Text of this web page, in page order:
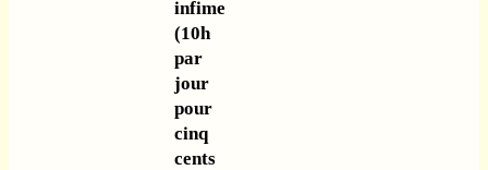
infime
(10h
par
jour
pour
cinq
cents